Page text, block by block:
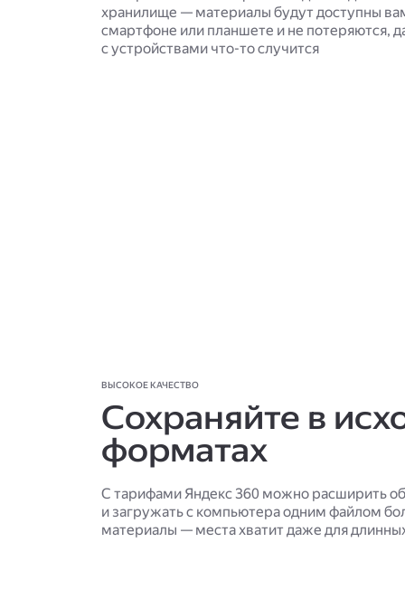
хранилище — материалы будут доступны
смартфоне или планшете и не потеряются,
с устройствами что-то случится
ВЫСОКОЕ КАЧЕСТВО
Сохраняйте в
форматах
С тарифами Яндекс 360 можно расширить
и загружать с компьютера одним файлом
материалы — места хватит даже для